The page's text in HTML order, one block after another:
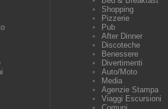
Shopping
Pizzerie
Pub
After Dinner
Discoteche
Benessere
Divertimenti
Auto/Moto
Media
Agenzie Stampa
Viaggi Escursioni